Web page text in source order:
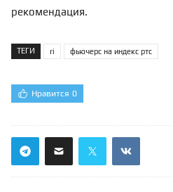
рекомендация.
ТЕГИ ri фьючерс на индекс ртс
Нравится 0